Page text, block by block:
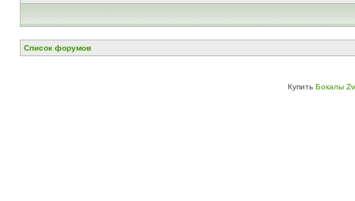
Список форумов
Купить Бокалы